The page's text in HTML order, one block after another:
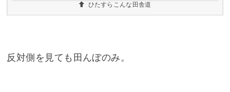
ひたすらこんな田舎道
反対側を見ても田んぼのみ。